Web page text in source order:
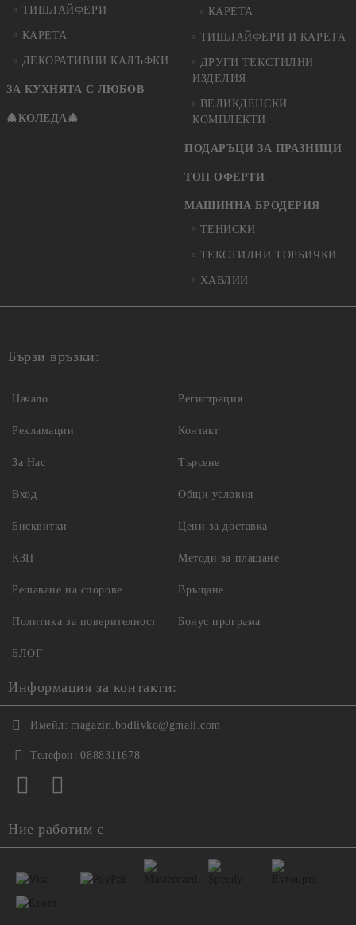
ТИШЛАЙФЕРИ
КАРЕТА
ДЕКОРАТИВНИ КАЛЪФКИ
ЗА КУХНЯТА С ЛЮБОВ
🎄КОЛЕДА🎄
КАРЕТА
ТИШЛАЙФЕРИ И КАРЕТА
ДРУГИ ТЕКСТИЛНИ
ИЗДЕЛИЯ
ВЕЛИКДЕНСКИ
КОМПЛЕКТИ
ПОДАРЪЦИ ЗА ПРАЗНИЦИ
ТОП ОФЕРТИ
МАШИННА БРОДЕРИЯ
ТЕНИСКИ
ТЕКСТИЛНИ ТОРБИЧКИ
ХАВЛИИ
Бързи връзки:
Начало
Рекламации
За Нас
Вход
Регистрация
Контакт
Търсене
Общи условия
Бисквитки
КЗП
Решаване на спорове
Политика за поверителност
Цени за доставка
Методи за плащане
Връщане
Бонус програма
БЛОГ
Информация за контакти:
Имейл: magazin.bodlivko@gmail.com
Телефон: 0888311678
Ние работим с